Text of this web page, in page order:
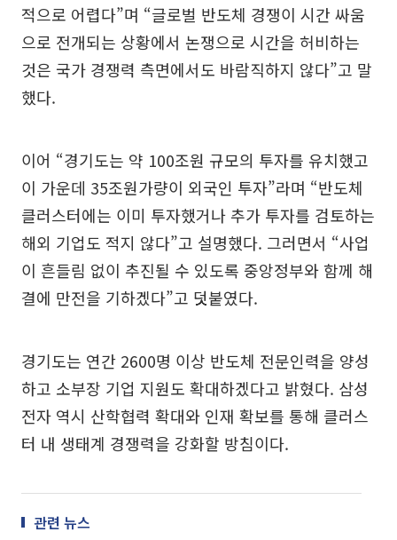
적으로 어렵다”며 “글로벌 반도체 경쟁이 시간 싸움
으로 전개되는 상황에서 논쟁으로 시간을 허비하는
것은 국가 경쟁력 측면에서도 바람직하지 않다”고 말
했다.
이어 “경기도는 약 100조원 규모의 투자를 유치했고
이 가운데 35조원가량이 외국인 투자”라며 “반도체
클러스터에는 이미 투자했거나 추가 투자를 검토하는
해외 기업도 적지 않다”고 설명했다. 그러면서 “사업
이 흔들림 없이 추진될 수 있도록 중앙정부와 함께 해
결에 만전을 기하겠다”고 덧붙였다.
경기도는 연간 2600명 이상 반도체 전문인력을 양성
하고 소부장 기업 지원도 확대하겠다고 밝혔다. 삼성
전자 역시 산학협력 확대와 인재 확보를 통해 클러스
터 내 생태계 경쟁력을 강화할 방침이다.
관련 뉴스